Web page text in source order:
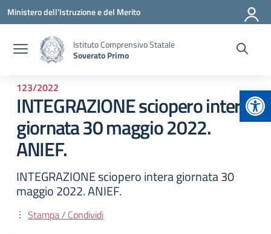
Vai ai contenuti
Vai al menu di navigazione
Vai al footer
Ministero dell'Istruzione e del Merito
Istituto Comprensivo Statale
Soverato Primo
123/2022
INTEGRAZIONE sciopero intera
giornata 30 maggio 2022.
ANIEF.
INTEGRAZIONE sciopero intera giornata 30
maggio 2022. ANIEF.
Stampa / Condividi